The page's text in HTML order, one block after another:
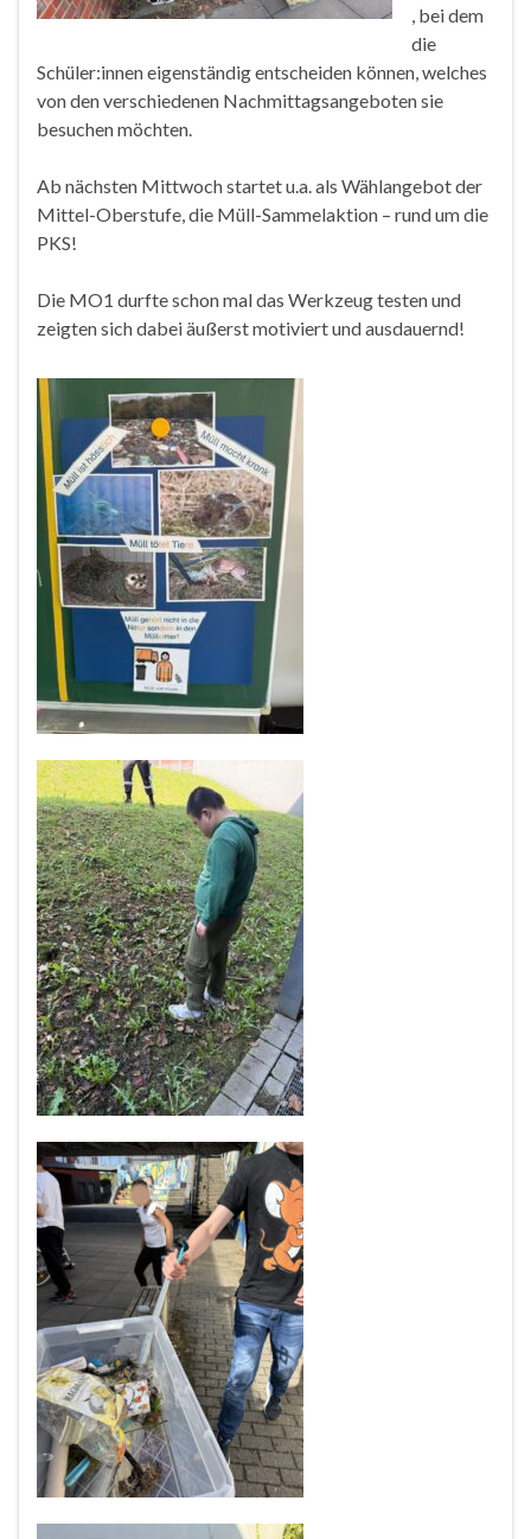
, bei dem
die
Schüler:innen eigenständig entscheiden können, welches
von den verschiedenen Nachmittagsangeboten sie
besuchen möchten.
Ab nächsten Mittwoch startet u.a. als Wählangebot der
Mittel-Oberstufe, die Müll-Sammelaktion – rund um die
PKS!
Die MO1 durfte schon mal das Werkzeug testen und
zeigten sich dabei äußerst motiviert und ausdauernd!